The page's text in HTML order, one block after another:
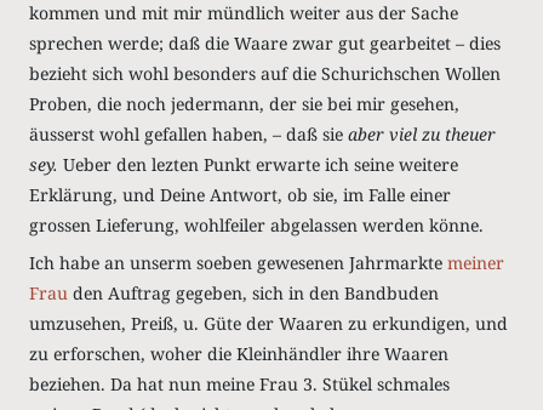
kommen und mit mir mündlich weiter aus der Sache
sprechen werde; daß die Waare zwar gut gearbeitet – dies
bezieht sich wohl besonders auf die Schurichschen Wollen
Proben, die noch jedermann, der sie bei mir gesehen,
äusserst wohl gefallen haben, – daß sie aber viel zu theuer
sey. Ueber den lezten Punkt erwarte ich seine weitere
Erklärung, und Deine Antwort, ob sie, im Falle einer
grossen Lieferung, wohlfeiler abgelassen werden könne.
Ich habe an unserm soeben gewesenen Jahrmarkte meiner
Frau den Auftrag gegeben, sich in den Bandbuden
umzusehen, Preiß, u. Güte der Waaren zu erkundigen, und
zu erforschen, woher die Kleinhändler ihre Waaren
beziehen. Da hat nun meine Frau 3. Stükel schmales